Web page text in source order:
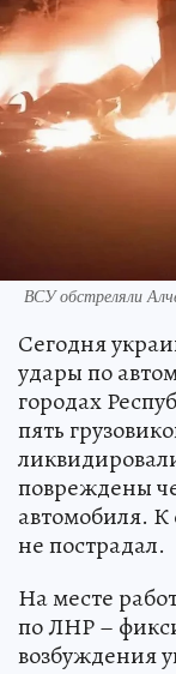
ВСУ обстреляли
Сегодня
удары по
городах
пять
повреждены
автомобиля.
не пострадал.
На месте
по ЛНР –
возбуждения